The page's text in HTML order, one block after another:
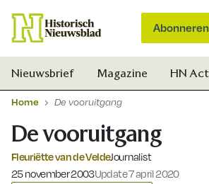
Abonneren
Nieuwsbrief Magazine HN
Home De vooruitgang
De vooruitgang
Fleuriëtte van de VeldeJournalist
Gepubliceerd op:
25 november 2003Update 7 april 2020